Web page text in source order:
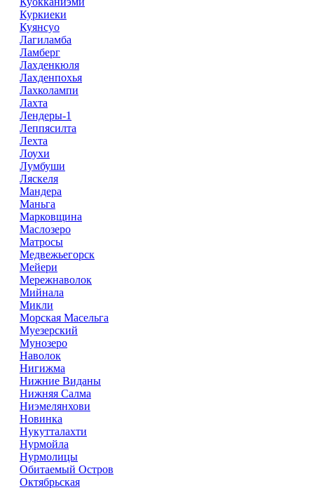
Куркиеки
Куянсуо
Лагиламба
Ламберг
Лахденкюля
Лахденпохья
Лахколампи
Лахта
Лендеры-1
Леппясилта
Лехта
Лоухи
Лумбуши
Ляскеля
Мандера
Маньга
Марковщина
Маслозеро
Матросы
Медвежьегорск
Мейери
Мережнаволок
Мийнала
Микли
Морская Масельга
Муезерский
Мунозеро
Наволок
Нигижма
Нижние Виданы
Нижняя Салма
Ниэмелянхови
Новинка
Нукутталахти
Нурмойла
Нурмолицы
Обитаемый Остров
Октябрьская